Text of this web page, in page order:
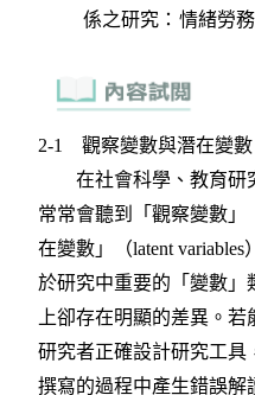
係之研究：情緒勞